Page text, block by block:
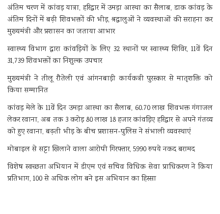
अंतिम चरण में कांवड़ यात्रा, हरिद्वार में उमड़ा आस्था का सैलाब, डाक कांवड़ के
अंतिम दिनों में बढ़ी शिवभक्तों की भीड़, श्रद्धालुओं ने व्यवस्थाओं की सराहना कर
मुख्यमंत्री और प्रशासन का जताया आभार
स्वास्थ्य विभाग द्वारा कांवड़ियों के लिए 32 स्थानों पर स्वास्थ्य शिविर, 11वें दिन
31,739 शिवभक्तों का निशुल्क उपचार
मुख्यमंत्री ने तीलू रौतेली एवं आंगनबाड़ी कार्यकत्री पुरस्कार से मातृशक्ति को
किया सम्मानित
कांवड़ मेले के 11वें दिन उमड़ा आस्था का सैलाब, 60.70 लाख शिवभक्त गंगाजल
लेकर रवाना, अब तक 3 करोड़ 80 लाख 18 हजार कांवड़िए हरिद्वार से अपने गंतव्य
को हुए रवाना, बढ़ती भीड़ के बीच प्रशासन-पुलिस ने संभाली व्यवस्थाएं
मोबाइल से सट्टा खिलाने वाला आरोपी गिरफ्तार, 5990 रुपये नकद बरामद
विशेष स्वच्छता अभियान में डीएम एवं सचिव विधिक सेवा प्राधिकरण ने किया
प्रतिभाग, 100 से अधिक लोग बने इस अभियान का हिस्सा